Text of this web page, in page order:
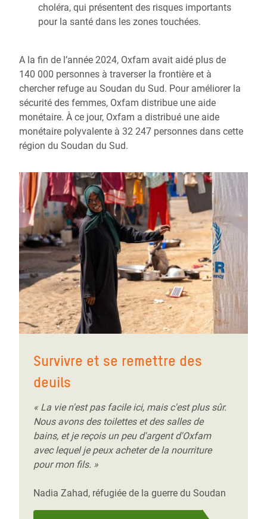
choléra, qui présentent des risques importants
pour la santé dans les zones touchées.
A la fin de l’année 2024, Oxfam avait aidé plus de
140 000 personnes à traverser la frontière et à
chercher refuge au Soudan du Sud. Pour améliorer la
sécurité des femmes, Oxfam distribue une aide
monétaire. À ce jour, Oxfam a distribué une aide
monétaire polyvalente à 32 247 personnes dans cette
région du Soudan du Sud.
Survivre et se remettre des
deuils
« La vie n'est pas facile ici, mais c'est plus sûr.
Nous avons des toilettes et des salles de
bains, et je reçois un peu d'argent d'Oxfam
avec lequel je peux acheter de la nourriture
pour mon fils. »
Nadia Zahad, réfugiée de la guerre du Soudan